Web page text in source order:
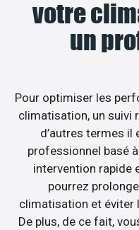
votre
un
Pour optimiser les
climatisation, un suivi
d’autres termes
professionnel basé
intervention rapide
pourrez
climatisation et éviter
De plus, de ce fait,